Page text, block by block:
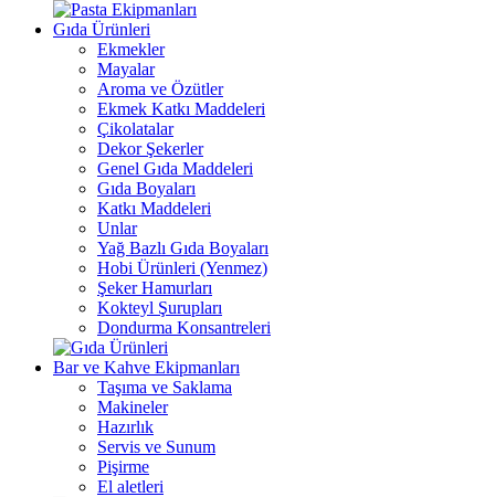
Gıda Ürünleri
Ekmekler
Mayalar
Aroma ve Özütler
Ekmek Katkı Maddeleri
Çikolatalar
Dekor Şekerler
Genel Gıda Maddeleri
Gıda Boyaları
Katkı Maddeleri
Unlar
Yağ Bazlı Gıda Boyaları
Hobi Ürünleri (Yenmez)
Şeker Hamurları
Kokteyl Şurupları
Dondurma Konsantreleri
Bar ve Kahve Ekipmanları
Taşıma ve Saklama
Makineler
Hazırlık
Servis ve Sunum
Pişirme
El aletleri